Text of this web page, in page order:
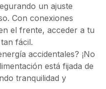
un ajuste
Con conexiones
el frente, acceder a tu
fácil.
accidentales? ¡No
está fijada de
tranquilidad y